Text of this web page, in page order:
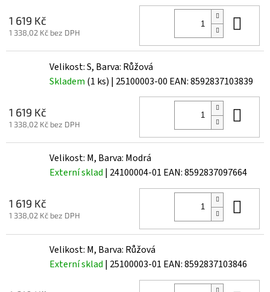
1 619 Kč
1 338,02 Kč bez DPH
Velikost: S, Barva: Růžová
Skladem (1 ks) | 25100003-00 EAN:8592837103839
1 619 Kč
1 338,02 Kč bez DPH
Velikost: M, Barva: Modrá
Externí sklad | 24100004-01 EAN:8592837097664
1 619 Kč
1 338,02 Kč bez DPH
Velikost: M, Barva: Růžová
Externí sklad | 25100003-01 EAN:8592837103846